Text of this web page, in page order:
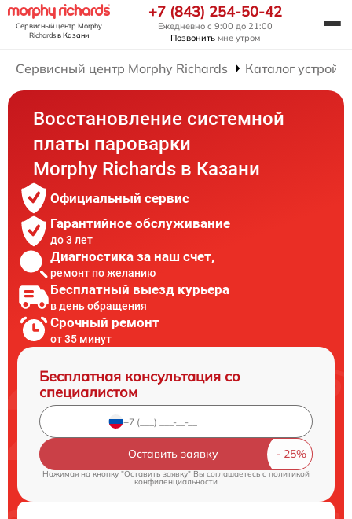
Сервисный центр Morphy
Richardsв Казани
+7 (843) 254-50-42
Ежедневно с 9:00 до 21:00
Позвонить мне утром
Сервисный центр Morphy Richards Каталог
Восстановление системной
платы пароварки
Morphy Richards в Казани
Официальный сервис
Гарантийное обслуживание
до 3 лет
Диагностика за наш счет,
ремонт по желанию
Бесплатный выезд курьера
в день обращения
Срочный ремонт
от 35 минут
Бесплатная консультация со
специалистом
Оставить заявку
Нажимая на кнопку "Оставить заявку" Вы соглашаетесь cполитикой
конфиденциальности